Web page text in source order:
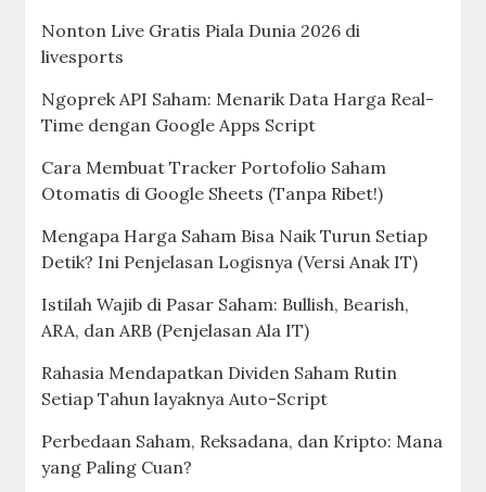
Nonton Live Gratis Piala Dunia 2026 di
livesports
Ngoprek API Saham: Menarik Data Harga Real-
Time dengan Google Apps Script
Cara Membuat Tracker Portofolio Saham
Otomatis di Google Sheets (Tanpa Ribet!)
Mengapa Harga Saham Bisa Naik Turun Setiap
Detik? Ini Penjelasan Logisnya (Versi Anak IT)
Istilah Wajib di Pasar Saham: Bullish, Bearish,
ARA, dan ARB (Penjelasan Ala IT)
Rahasia Mendapatkan Dividen Saham Rutin
Setiap Tahun layaknya Auto-Script
Perbedaan Saham, Reksadana, dan Kripto: Mana
yang Paling Cuan?